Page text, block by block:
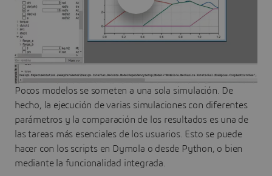
Pocos modelos se someten a una sola simulación. De
hecho, la ejecución de varias simulaciones con diferentes
parámetros y la comparación de los resultados es una de
las tareas más esenciales de los usuarios. Esto se puede
hacer con los scripts en Dymola o desde Python, o bien
mediante la funcionalidad integrada.